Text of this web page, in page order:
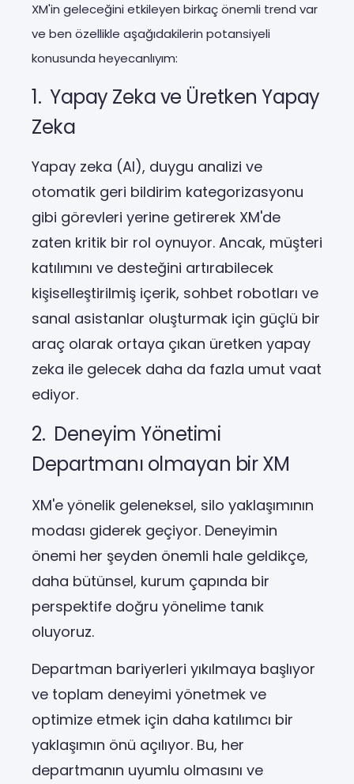
XM'in geleceğini etkileyen birkaç önemli trend var
ve ben özellikle aşağıdakilerin potansiyeli
konusunda heyecanlıyım:
1. Yapay Zeka ve Üretken Yapay
Zeka
Yapay zeka (AI), duygu analizi ve
otomatik geri bildirim kategorizasyonu
gibi görevleri yerine getirerek XM'de
zaten kritik bir rol oynuyor. Ancak, müşteri
katılımını ve desteğini artırabilecek
kişiselleştirilmiş içerik, sohbet robotları ve
sanal asistanlar oluşturmak için güçlü bir
araç olarak ortaya çıkan üretken yapay
zeka ile gelecek daha da fazla umut vaat
ediyor.
2. Deneyim Yönetimi
Departmanı olmayan bir XM
XM'e yönelik geleneksel, silo yaklaşımının
modası giderek geçiyor. Deneyimin
önemi her şeyden önemli hale geldikçe,
daha bütünsel, kurum çapında bir
perspektife doğru yönelime tanık
oluyoruz.
Departman bariyerleri yıkılmaya başlıyor
ve toplam deneyimi yönetmek ve
optimize etmek için daha katılımcı bir
yaklaşımın önü açılıyor. Bu, her
departmanın uyumlu olmasını ve